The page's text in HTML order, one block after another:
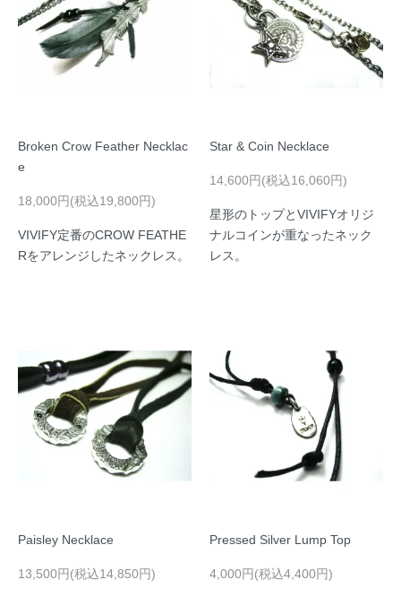
Broken Crow Feather Necklac
e
18,000円(税込19,800円)
VIVIFY定番のCROW FEATHE
Rをアレンジしたネックレス。
Star & Coin Necklace
14,600円(税込16,060円)
星形のトップとVIVIFYオリジ
ナルコインが重なったネック
レス。
Paisley Necklace
13,500円(税込14,850円)
Pressed Silver Lump Top
4,000円(税込4,400円)